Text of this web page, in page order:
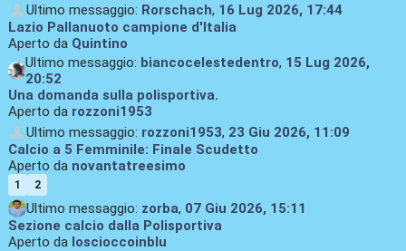
Ultimo messaggio: Rorschach, 16 Lug 2026, 17:44
Lazio Pallanuoto campione d'Italia
Aperto da Quintino
Ultimo messaggio: biancocelestedentro, 15 Lug 2026,
20:52
Una domanda sulla polisportiva.
Aperto da rozzoni1953
Ultimo messaggio: rozzoni1953, 23 Giu 2026, 11:09
Calcio a 5 Femminile: Finale Scudetto
Aperto da novantatreesimo
1 2
Ultimo messaggio: zorba, 07 Giu 2026, 15:11
Sezione calcio dalla Polisportiva
Aperto da loscioccoinblu